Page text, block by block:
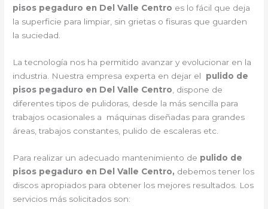
pisos pegaduro en Del Valle Centro es lo fácil que deja
la superficie para limpiar, sin grietas o fisuras que guarden
la suciedad.
La tecnología nos ha permitido avanzar y evolucionar en la
industria. Nuestra empresa experta en dejar el pulido de
pisos pegaduro en Del Valle Centro , dispone de
diferentes tipos de pulidoras, desde la más sencilla para
trabajos ocasionales a máquinas diseñadas para grandes
áreas, trabajos constantes, pulido de escaleras etc.
Para realizar un adecuado mantenimiento de pulido de
pisos pegaduro en Del Valle Centro, debemos tener los
discos apropiados para obtener los mejores resultados. Los
servicios más solicitados son: